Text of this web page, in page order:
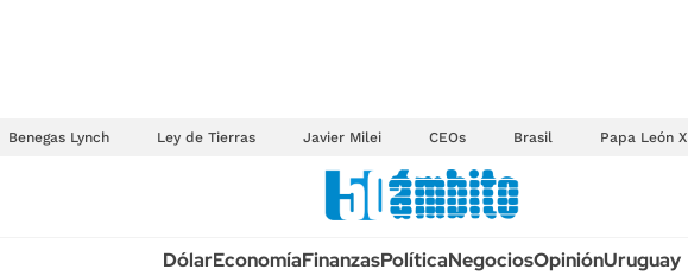
Benegas Lynch Ley de Tierras Javier Milei CEOs Brasil Papa León
TECNOLOGÍA
DólarEconomíaFinanzasPolíticaNegociosOpiniónUruguay